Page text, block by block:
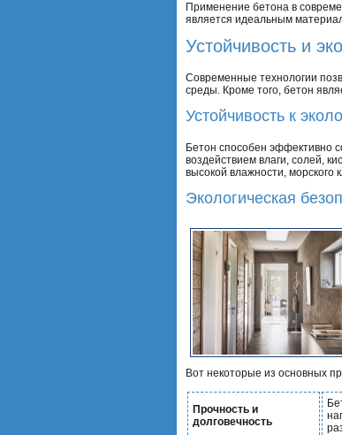
Применение бетона в
является идеальным
Устойчивость и
Современные технологии
среды. Кроме того, бетон
Устойчивость к
Бетон способен эффективно
воздействием влаги, солей,
высокой влажности,
Экологическая
Вот некоторые из основных
Прочность и
долговечность